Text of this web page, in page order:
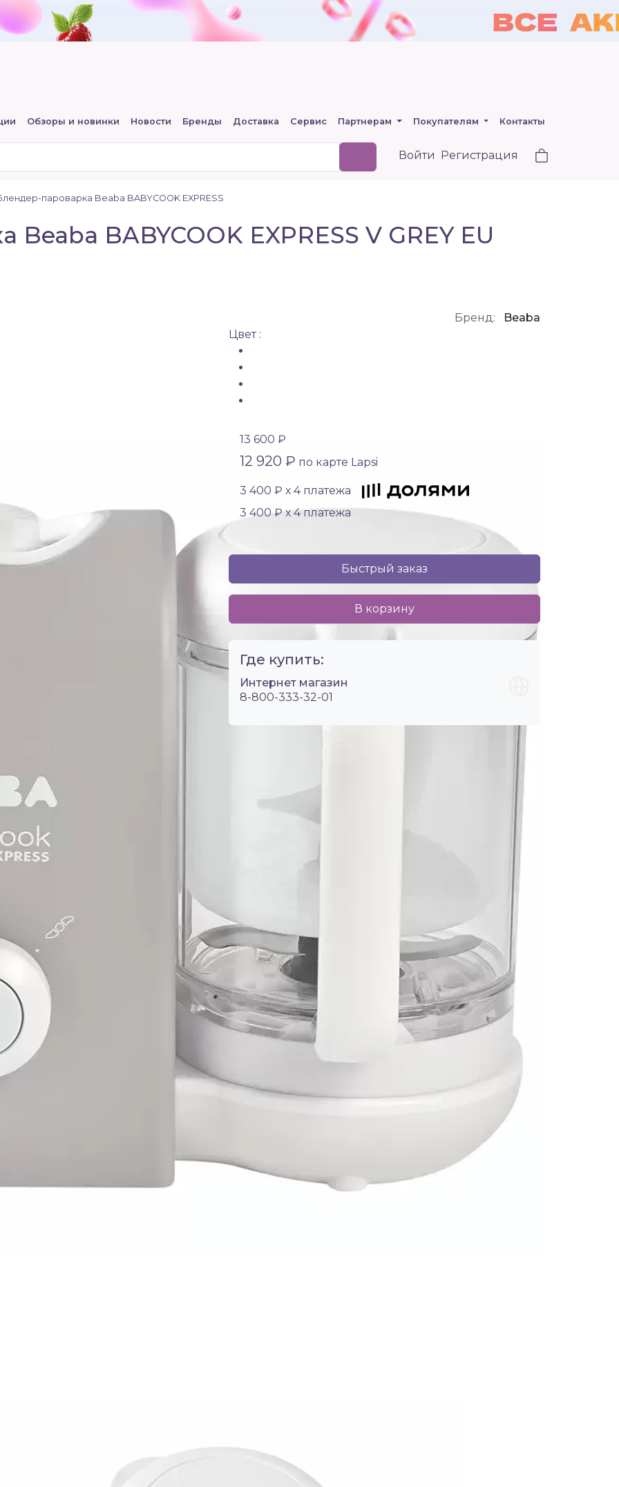
Обзоры и новинки Новости Бренды Доставка Сервис Партнерам Покупателям Контакты
Войти Регистрация
пароварка Beaba BABYCOOK EXPRESS
BABYCOOK EXPRESS V GREY EU
Бренд:
Beaba
Цвет :
13 600 ₽
12 920 ₽ по карте Lapsi
3 400 ₽ х 4 платежа
3 400 ₽ х 4 платежа
Быстрый заказ
В корзину
Где купить:
Интернет магазин
8-800-333-32-01